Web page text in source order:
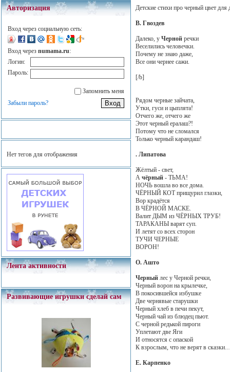
Авторизация
Вход через социальную сеть:
Вход через numama.ru:
Логин:
Пароль:
Запомнить меня
Забыли пароль?
Нет тегов для отображения
Лента активности
Развивающие игрушки сделай сам
Детские стихи про черный цвет для
В. Гвоздев
Далеко, у Чернойречки
Веселились человечки.
Почему не знаю даже,
Все они чернее сажи.
[/b]
Рядом черные зайчата,
Утки, гуси и цыплята!
Отчего же, отчего же
Этот черный ералаш?!
Потому что не сломался
Только черный карандаш!
. Липатова
Жёлтый - свет,
А чёрный- ТЬМА!
НОЧЬ вошла во все дома.
ЧЁРНЫЙ КОТ прищурил глазки,
Вор крадётся
В ЧЁРНОЙ МАСКЕ.
Валит ДЫМ из ЧЁРНЫХ ТРУБ!
ТАРАКАНЫ варят суп.
И летят со всех сторон
ТУЧИ ЧЕРНЫЕ
ВОРОН!
О. Ашто
Черныйлес у Черной речки,
Черный ворон на крылечке,
В покосившейся избушке
Две чернявые старушки
Черный хлеб в печи пекут,
Черный чай из блюдец пьют.
С черной редькой пироги
Уплетают две Яги
И относятся с опаской
К взрослым, что не верят в
Е. Карпенко